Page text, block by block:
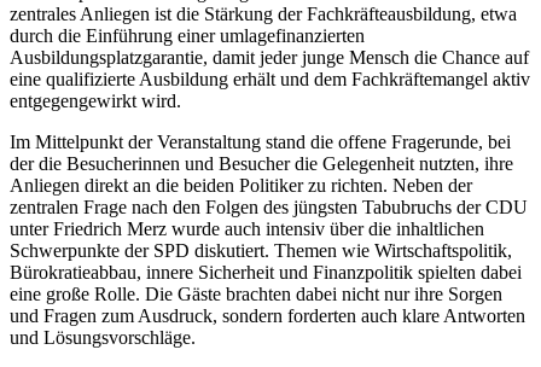
zentrales Anliegen ist die Stärkung der Fachkräfteausbildung, etwa
durch die Einführung einer umlagefinanzierten
Ausbildungsplatzgarantie, damit jeder junge Mensch die Chance auf
eine qualifizierte Ausbildung erhält und dem Fachkräftemangel aktiv
entgegengewirkt wird.
Im Mittelpunkt der Veranstaltung stand die offene Fragerunde, bei
der die Besucherinnen und Besucher die Gelegenheit nutzten, ihre
Anliegen direkt an die beiden Politiker zu richten. Neben der
zentralen Frage nach den Folgen des jüngsten Tabubruchs der CDU
unter Friedrich Merz wurde auch intensiv über die inhaltlichen
Schwerpunkte der SPD diskutiert. Themen wie Wirtschaftspolitik,
Bürokratieabbau, innere Sicherheit und Finanzpolitik spielten dabei
eine große Rolle. Die Gäste brachten dabei nicht nur ihre Sorgen
und Fragen zum Ausdruck, sondern forderten auch klare Antworten
und Lösungsvorschläge.